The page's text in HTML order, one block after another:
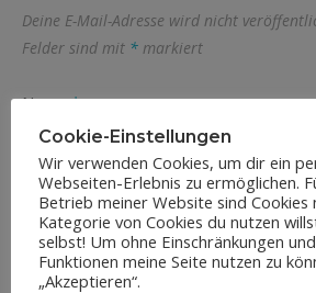
Deine E-Mail-Adresse wird nicht
Felder sind mit * markiert
Name*
E-Mail-Adresse*
Cookie-Einstellungen
Wir verwenden Cookies, um dir ein
Webseiten-Erlebnis zu ermöglichen.
Betrieb meiner Website sind Cookies
Kategorie von Cookies du nutzen
selbst! Um ohne Einschränkungen
Funktionen meine Seite nutzen zu
„Akzeptieren“.